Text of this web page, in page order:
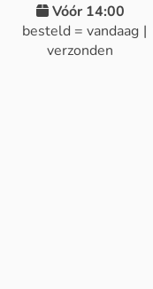
Vóór 14:00
besteld = vandaag
verzonden
|